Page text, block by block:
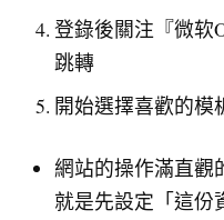
登錄後關注『微软
跳轉
開始選擇喜歡的模
網站的操作滿直觀
就是先設定「這份